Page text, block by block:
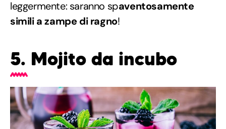
leggermente: saranno spaventosamente
simili a zampe di ragno!
5. Mojito da incubo